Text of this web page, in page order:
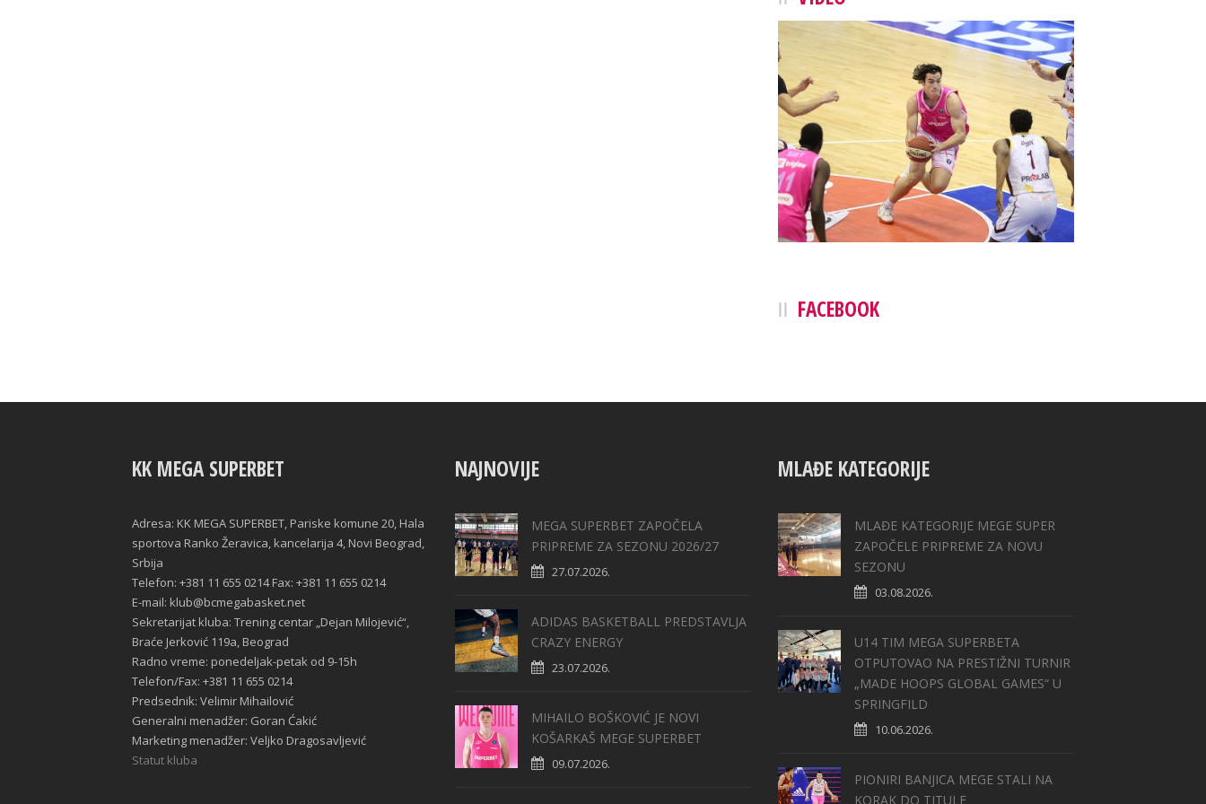
FACEBOOK
KK MEGA SUPERBET
Adresa: KK MEGA SUPERBET, Pariske komune 20, Hala
sportova Ranko Žeravica, kancelarija 4, Novi Beograd,
Srbija
Telefon: +381 11 655 0214 Fax: +381 11 655 0214
E-mail: klub@bcmegabasket.net
Sekretarijat kluba: Trening centar „Dejan Milojević“,
Braće Jerković 119a, Beograd
Radno vreme: ponedeljak-petak od 9-15h
Telefon/Fax: +381 11 655 0214
Predsednik: Velimir Mihailović
Generalni menadžer: Goran Ćakić
Marketing menadžer: Veljko Dragosavljević
Statut kluba
NAJNOVIJE
MEGA SUPERBET ZAPOČELA
PRIPREME ZA SEZONU 2026/27
27.07.2026.
ADIDAS BASKETBALL PREDSTAVLJA
CRAZY ENERGY
23.07.2026.
MIHAILO BOŠKOVIĆ JE NOVI
KOŠARKAŠ MEGE SUPERBET
09.07.2026.
MLAĐE KATEGORIJE
MLAĐE KATEGORIJE MEGE SUPER
ZAPOČELE PRIPREME ZA NOVU
SEZONU
03.08.2026.
U14 TIM MEGA SUPERBETA
OTPUTOVAO NA PRESTIŽNI TURNIR
„MADE HOOPS GLOBAL GAMES“ U
SPRINGFILD
10.06.2026.
PIONIRI BANJICA MEGE STALI NA
KORAK DO TITULE